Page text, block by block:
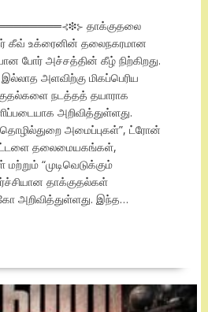
தாக்குதலை
கீவ் உக்ரைனின் தலைநகரமான
போர் அச்சத்தின் கீழ் நிற்கிறது.
அளவிற்கு மிகப்பெரிய
நடத்தத் தயாராக
அறிவித்துள்ளது.
அமைப்புகள்”, ட்ரோன்
தலைமையகங்கள்,
“முடிவெடுக்கும்
தாக்குதல்கள்
அறிவித்துள்ளது. இந்த…